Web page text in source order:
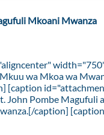
Mkoani Mwanza
wa Mkoa wa
[caption
John Pombe
caption]